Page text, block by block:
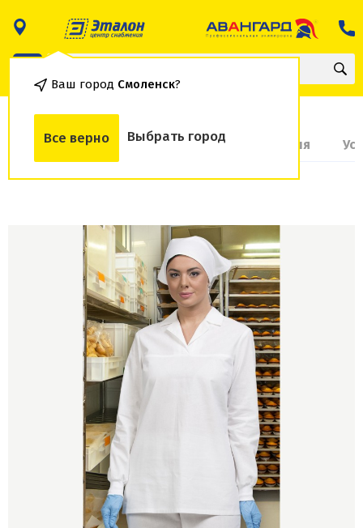
Ваш город Смоленск?
Все верно Выбрать город
О товаре Доставка и оплата Гарантия